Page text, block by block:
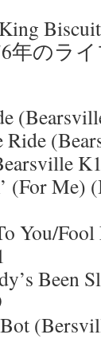
年のラ
Ride
(For Me)
You/
Been